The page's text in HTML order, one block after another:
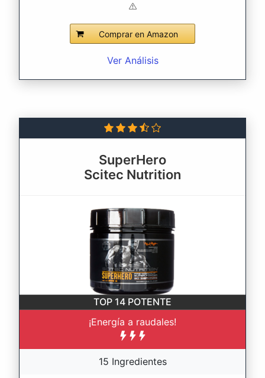
Comprar en Amazon
Ver Análisis
SuperHero
Scitec Nutrition
TOP 14 POTENTE
¡Energía a raudales!
15 Ingredientes